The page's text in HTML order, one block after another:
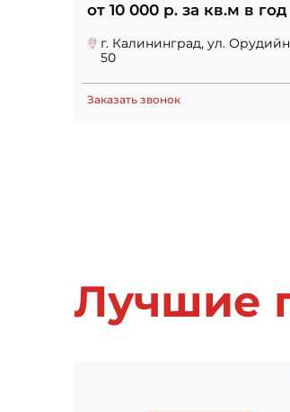
от 10 000 р. за кв.м в год
г. Калининград, ул.
50
Заказать звонок
Лучшие